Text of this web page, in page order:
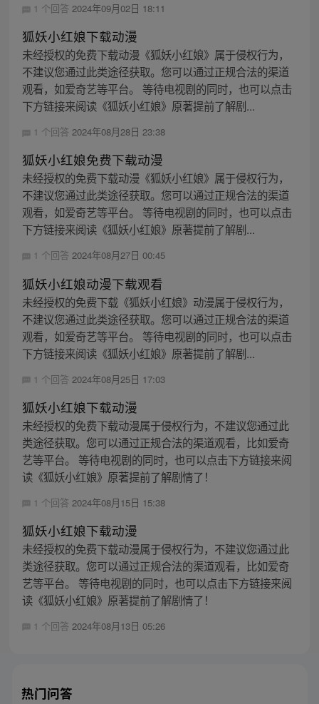
1 个回答 2024年09月02日 18:11
狐妖小红娘下载动漫
未经授权的免费下载动漫《狐妖小红娘》属于侵权行为，
不建议您通过此类途径获取。您可以通过正规合法的渠道
观看，如爱奇艺等平台。 等待电视剧的同时，也可以点击
下方链接来阅读《狐妖小红娘》原著提前了解剧...
1 个回答 2024年08月28日 23:38
狐妖小红娘免费下载动漫
未经授权的免费下载动漫《狐妖小红娘》属于侵权行为，
不建议您通过此类途径获取。您可以通过正规合法的渠道
观看，如爱奇艺等平台。 等待电视剧的同时，也可以点击
下方链接来阅读《狐妖小红娘》原著提前了解剧...
1 个回答 2024年08月27日 00:45
狐妖小红娘动漫下载观看
未经授权的免费下载《狐妖小红娘》动漫属于侵权行为，
不建议您通过此类途径获取。您可以通过正规合法的渠道
观看，如爱奇艺等平台。 等待电视剧的同时，也可以点击
下方链接来阅读《狐妖小红娘》原著提前了解剧...
1 个回答 2024年08月25日 17:03
狐妖小红娘下载动漫
未经授权的免费下载动漫属于侵权行为，不建议您通过此
类途径获取。您可以通过正规合法的渠道观看，比如爱奇
艺等平台。 等待电视剧的同时，也可以点击下方链接来阅
读《狐妖小红娘》原著提前了解剧情了！
1 个回答 2024年08月15日 15:38
狐妖小红娘下载动漫
未经授权的免费下载动漫属于侵权行为，不建议您通过此
类途径获取。您可以通过正规合法的渠道观看，比如爱奇
艺等平台。 等待电视剧的同时，也可以点击下方链接来阅
读《狐妖小红娘》原著提前了解剧情了！
1 个回答 2024年08月13日 05:26
热门问答